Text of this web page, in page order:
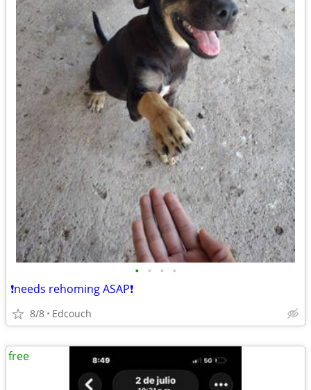
• • • •
❗needs rehoming ASAP❗
8/8 Edcouch
free